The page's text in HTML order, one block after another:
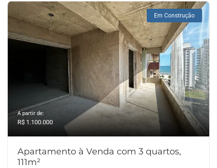
Em Construção
A partir de:
R$ 1.100.000
Apartamento à Venda com 3 quartos,
111m²